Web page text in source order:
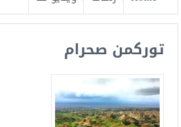
تورکمن صحرام